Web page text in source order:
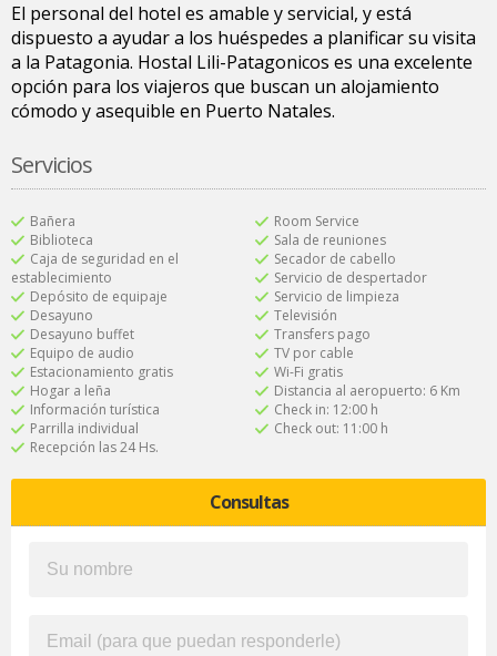
El personal del hotel es amable y servicial, y está
dispuesto a ayudar a los huéspedes a planificar su visita
a la Patagonia. Hostal Lili-Patagonicos es una excelente
opción para los viajeros que buscan un alojamiento
cómodo y asequible en Puerto Natales.
Servicios
Bañera
Biblioteca
Caja de seguridad en el
establecimiento
Depósito de equipaje
Desayuno
Desayuno buffet
Equipo de audio
Estacionamiento gratis
Hogar a leña
Información turística
Parrilla individual
Recepción las 24 Hs.
Room Service
Sala de reuniones
Secador de cabello
Servicio de despertador
Servicio de limpieza
Televisión
Transfers pago
TV por cable
Wi-Fi gratis
Distancia al aeropuerto: 6 Km
Check in: 12:00 h
Check out: 11:00 h
Consultas